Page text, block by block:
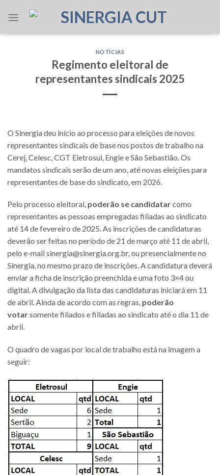
NOTÍCIAS
Regimento eleitoral de
representantes sindicais 2025
O Sinergia deu início ao processo para eleições de novos
representantes sindicais de base nos postos de trabalho na
Cerej, Celesc, CGT Eletrosul, Engie e São Sebastião. Os
mandatos sindicais serão de um ano, até novas eleições para
representantes de base do sindicato, em 2026.
Pelo processo eleitoral, poderão se candidatarcomo
representantes as pessoas empregadas filiadas ao sindicato
até 14 de fevereiro de 2025. As inscrições de candidaturas
deverão ser feitas no período de 21 de março até 11 de abril,
pelo e-mail sinergia@sinergia.org.br, ou presencialmente no
Sinergia, no mesmo prazo de inscrições. A candidatura deverá
enviar a ficha de inscrição preenchida e uma foto 3×4 ou
digital. A divulgação da lista das candidaturas iniciará em 11
de abril. Ainda de acordo com as regras, poderão
votarsomente filiados e filiadas ao sindicato até o dia 11 de
abril.
O quadro de vagas por local de trabalho está na imagem a
seguir: